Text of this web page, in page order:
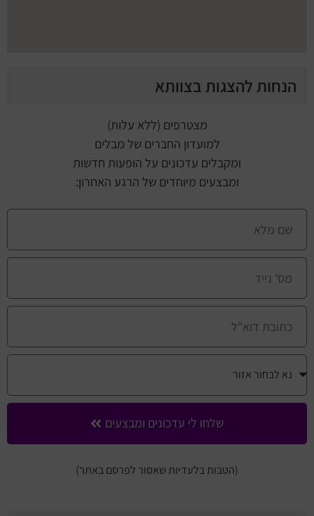
הנחות להצגות בצוותא
מצטרפים (ללא עלות)
למועדון החברים של מבלים
ומקבלים עדכונים על הופעות חדשות
ומבצעים מיוחדים של הרגע האחרון:
שלחו לי עדכונים ומבצעים
(הטבות בלעדיות שאסור לפרסם באתר)